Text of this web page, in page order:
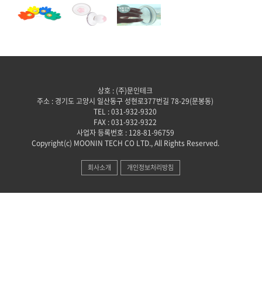
상호 : (주)문인테크
주소 : 경기도 고양시 일산동구 성현로377번길 78-29(문봉동)
TEL : 031-932-9320
FAX : 031-932-9322
사업자 등록번호 : 128-81-96759
Copyright(c) MOONIN TECH CO LTD., All Rights Reserved.
회사소개 개인정보처리방침